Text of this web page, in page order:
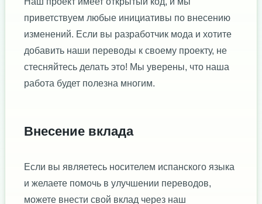
приветствуем любые инициативы по внесению
изменений. Если вы разработчик мода и хотите
добавить наши переводы к своему проекту, не
стесняйтесь делать это! Мы уверены, что наша
работа будет полезна многим.
Внесение вклада
Если вы являетесь носителем испанского языка
и желаете помочь в улучшении переводов,
можете внести свой вклад через наш